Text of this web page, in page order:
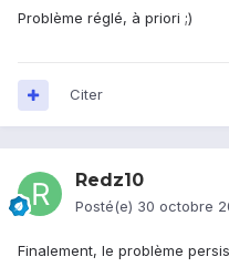
Problème réglé, à priori ;)
Citer
Redz10
Posté(e) 30 octobre
Finalement, le problème